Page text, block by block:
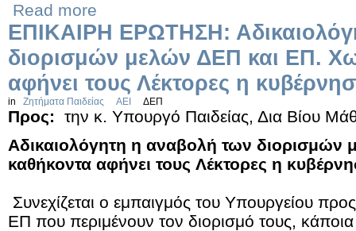
Read more
ΕΠΙΚΑΙΡΗ ΕΡΩΤΗΣΗ:
διορισμών μελών ΔΕΠ και ΕΠ.
αφήνει τους Λέκτορες η
in Ζητήματα Παιδείας ΑΕΙ ΔΕΠ
Προς:
την κ. Υπουργό Παιδείας, Δια Βίου
Αδικαιολόγητη η αναβολή των
καθήκοντα αφήνει τους Λέκτορες η
Συνεχίζεται ο εμπαιγμός του Υπουργείου
ΕΠ που περιμένουν τον διορισμό τους,